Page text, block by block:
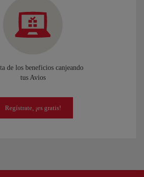
de los beneficios canjeando
tus Avios
Regístrate, ¡es gratis!